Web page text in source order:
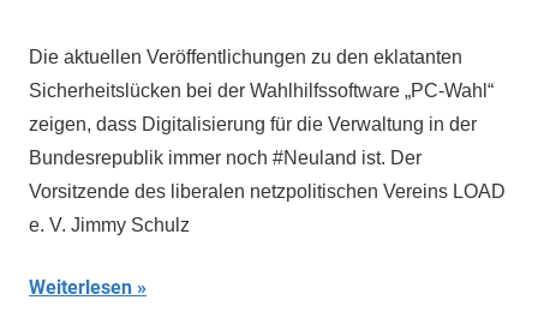
Die aktuellen Veröffentlichungen zu den eklatanten
Sicherheitslücken bei der Wahlhilfssoftware „PC-Wahl“
zeigen, dass Digitalisierung für die Verwaltung in der
Bundesrepublik immer noch #Neuland ist. Der
Vorsitzende des liberalen netzpolitischen Vereins LOAD
e. V. Jimmy Schulz
Weiterlesen